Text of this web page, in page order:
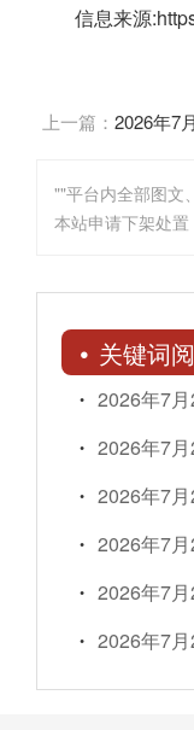
信息来源
上一篇： 2026年7
""平台内全部图文
本站申请下架处
关键词